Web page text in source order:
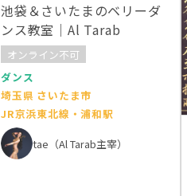
池袋＆さいたまのベリーダ
ンス教室｜Al Tarab
オンライン不可
ダンス
埼玉県 さいたま市
JR京浜東北線・浦和駅
tae（Al Tarab主宰）